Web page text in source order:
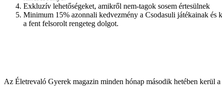
Exkluzív lehetőségeket, amikről nem-tagok sosem értesülnek
Minimum 15% azonnali kedvezmény a Csodasuli játékainak és
a fent felsorolt rengeteg dolgot.
Az Életrevaló Gyerek magazin minden hónap második hetében kerül